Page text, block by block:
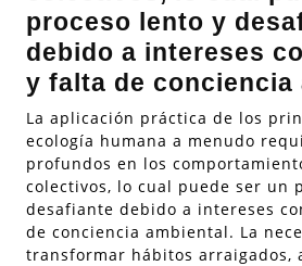
proceso lento y
debido a intereses
y falta de conciencia
La aplicación práctica de los
ecología humana a menudo
profundos en los
colectivos, lo cual puede ser un
desafiante debido a intereses
de conciencia ambiental. La
transformar hábitos arraigados,